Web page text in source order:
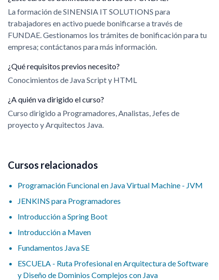
La formación de SINENSIA IT SOLUTIONS para
trabajadores en activo puede bonificarse a través de
FUNDAE. Gestionamos los trámites de bonificación para tu
empresa; contáctanos para más información.
¿Qué requisitos previos necesito?
Conocimientos de Java Script y HTML
¿A quién va dirigido el curso?
Curso dirigido a Programadores, Analistas, Jefes de
proyecto y Arquitectos Java.
Cursos relacionados
Programación Funcional en Java Virtual Machine - JVM
JENKINS para Programadores
Introducción a Spring Boot
Introducción a Maven
Fundamentos Java SE
ESCUELA - Ruta Profesional en Arquitectura de Software
y Diseño de Dominios Complejos con Java